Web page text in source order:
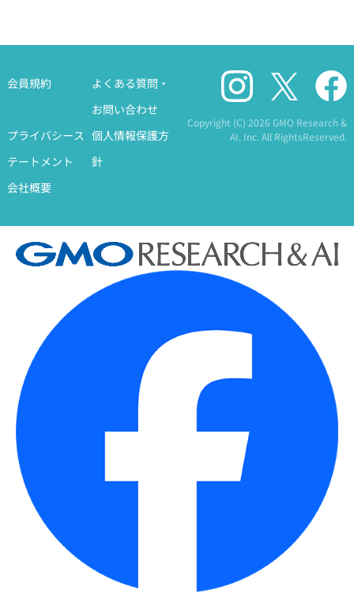
会員規約
よくある質問・
お問い合わせ
プライバシース
テートメント
個人情報保護方
針
会社概要
Copyright (C)2026 GMO Research &
AI, Inc. All RightsReserved.